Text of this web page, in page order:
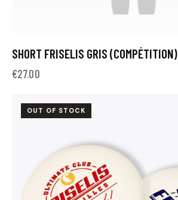
SHORT FRISELIS GRIS (COMPÉTITION)
€27.00
OUT OF STOCK